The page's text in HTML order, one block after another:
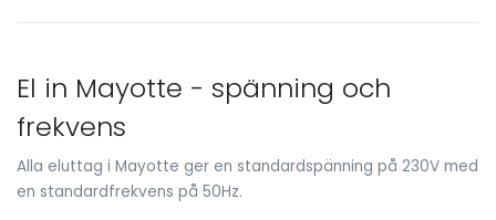
El in Mayotte - spänning och
frekvens
Alla eluttag i Mayotte ger en standardspänning på 230V med
en standardfrekvens på 50Hz.